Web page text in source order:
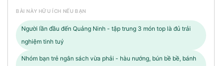
BÀI NÀY HỮU ÍCH NẾU BẠN
Người lần đầu đến Quảng Ninh - tập trung 3 món top là đủ trải
nghiệm tinh tuý
Nhóm bạn trẻ ngân sách vừa phải - hàu nướng, bún bề bề, bánh